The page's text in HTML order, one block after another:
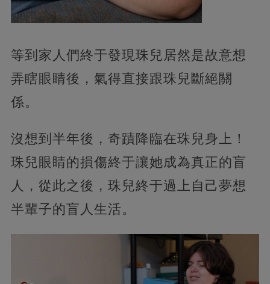
等到家人們終于發現珠兒居然是故意想
弄瞎眼睛後，氣得直接跟珠兒斷絕關
係。
沒想到半年後，奇蹟降臨在珠兒身上！
珠兒眼睛的損傷終于讓她成為真正的盲
人，從此之後，珠兒終于過上自己夢想
半輩子的盲人生活。